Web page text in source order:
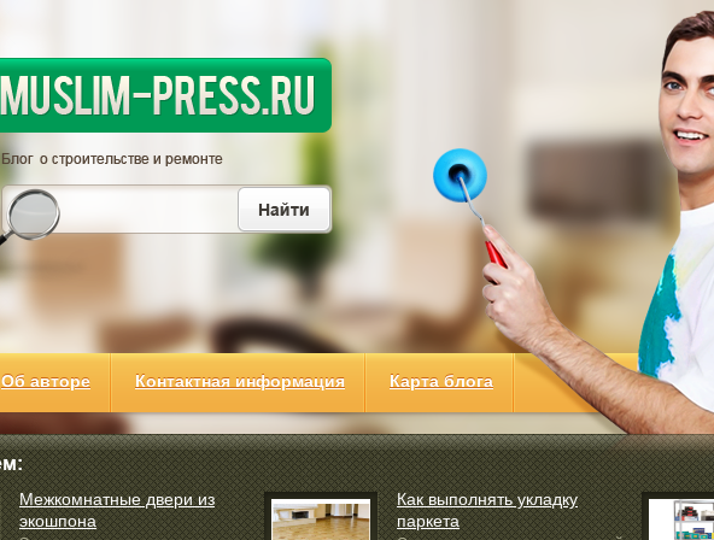
Об авторе Контактная информация Карта блога
Межкомнатные двери из
экошпона
Как выполнять укладку
паркета